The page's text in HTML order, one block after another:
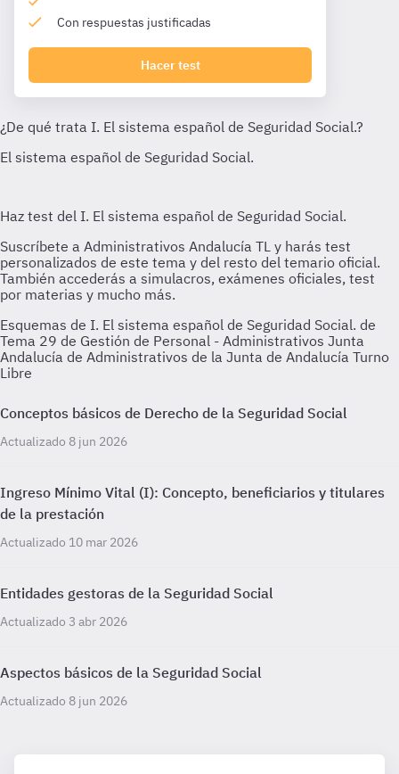
Con respuestas justificadas
Hacer test
Esquemas de I. El sistema español de Seguridad Social. de
Tema 29 de Gestión de Personal - Administrativos Junta
Andalucía de Administrativos de la Junta de Andalucía Turno
Libre
Conceptos básicos de Derecho de la Seguridad Social
Actualizado 8 jun 2026
Ingreso Mínimo Vital (I): Concepto, beneficiarios y titulares
de la prestación
Actualizado 10 mar 2026
Entidades gestoras de la Seguridad Social
Actualizado 3 abr 2026
Aspectos básicos de la Seguridad Social
Actualizado 8 jun 2026